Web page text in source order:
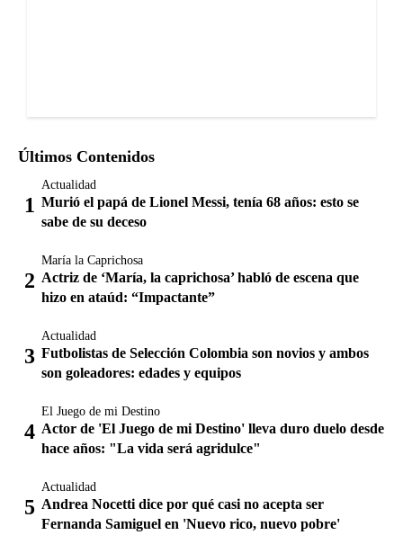
Últimos Contenidos
Actualidad
Murió el papá de Lionel Messi, tenía 68 años: esto se
sabe de su deceso
María la Caprichosa
Actriz de ‘María, la caprichosa’ habló de escena que
hizo en ataúd: “Impactante”
Actualidad
Futbolistas de Selección Colombia son novios y ambos
son goleadores: edades y equipos
El Juego de mi Destino
Actor de 'El Juego de mi Destino' lleva duro duelo desde
hace años: "La vida será agridulce"
Actualidad
Andrea Nocetti dice por qué casi no acepta ser
Fernanda Samiguel en 'Nuevo rico, nuevo pobre'